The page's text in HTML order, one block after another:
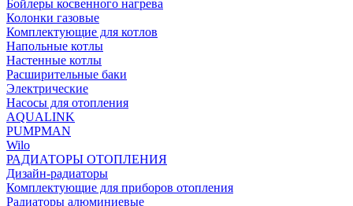
Бойлеры косвенного нагрева
Колонки газовые
Комплектующие для котлов
Напольные котлы
Настенные котлы
Расширительные баки
Электрические
Насосы для отопления
AQUALINK
PUMPMAN
Wilo
РАДИАТОРЫ ОТОПЛЕНИЯ
Дизайн-радиаторы
Комплектующие для приборов отопления
Радиаторы алюминиевые